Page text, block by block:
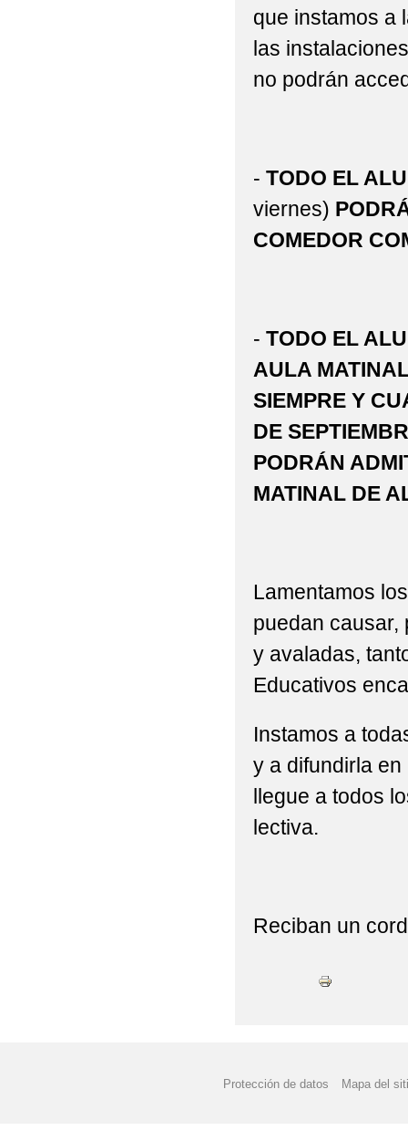
que instamos a
las
no podrán
- TODO EL
viernes)
COMEDOR
- TODO EL
AULA
SIEMPRE Y
DE
PODRÁN
MATINAL DE
Lamentamos
puedan causar,
y avaladas,
Educativos
Instamos a
y a difundirla
llegue a todos
lectiva.
Reciban un
Protección de datos Mapa del